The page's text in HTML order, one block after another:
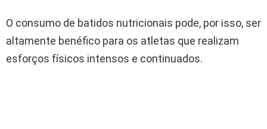
O consumo de batidos nutricionais pode, por isso, ser
altamente benéfico para os atletas que realizam
esforços físicos intensos e continuados.